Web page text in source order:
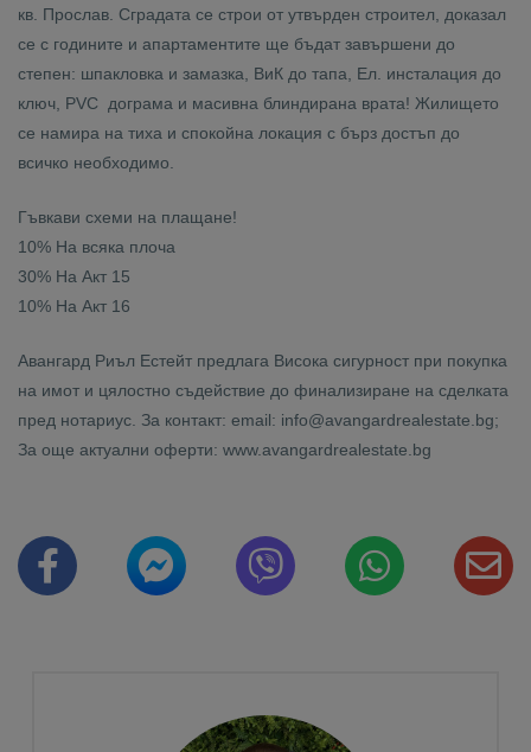
кв. Прослав. Сградата се строи от утвърден строител, доказал
се с годините и апартаментите ще бъдат завършени до
степен: шпакловка и замазка, ВиК до тапа, Ел. инсталация до
ключ, PVC дограма и масивна блиндирана врата! Жилището
се намира на тиха и спокойна локация с бърз достъп до
всичко необходимо.
Гъвкави схеми на плащане!
10% На всяка плоча
30% На Акт 15
10% На Акт 16
Авангард Риъл Естейт предлага Висока сигурност при покупка
на имот и цялостно съдействие до финализиране на сделката
пред нотариус. За контакт: email: info@avangardrealestate.bg;
За още актуални оферти: www.avangardrealestate.bg